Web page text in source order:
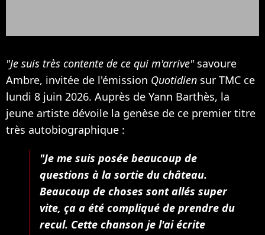
"Je suis très contente de ce qui m'arrive"savoure
Ambre, invitée de l'émission Quotidien sur TMC ce
lundi 8 juin 2026. Auprès de Yann Barthès, la
jeune artiste dévoile la genèse de ce premier titre
très autobiographique :
"Je me suis posée beaucoup de
questions à la sortie du château.
Beaucoup de choses sont allés super
vite, ça a été compliqué de prendre du
recul. Cette chanson je l'ai écrite